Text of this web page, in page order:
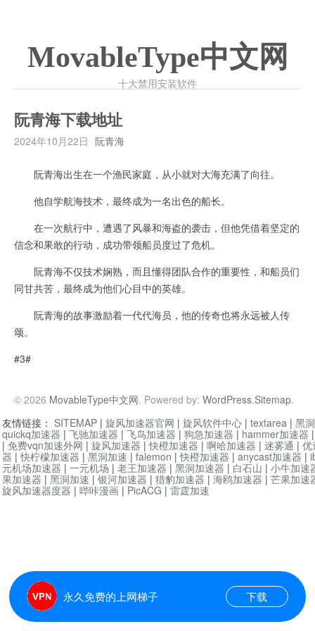
MovableType中文网
十大禁用安装软件
阮青海下载地址
2024年10月22日 阮青海
阮青海出生在一个渔民家庭，从小就对大海充满了向往。
他自学航海技术，最终成为一名出色的船长。
在一次航行中，遭遇了风暴和海盗的袭击，但他凭借着坚定的
信念和果敢的行动，成功带领船员度过了危机。
阮青海不仅技术娴熟，而且懂得团队合作的重要性，和船员们
同甘共苦，最终成为他们心目中的英雄。
阮青海的故事激励着一代代海员，他的传奇也将永远被人传
颂。
#3#
© 2026 MovableType中文网. Powered by: WordPress.Sitemap.
永久免费的上网梯子 下载
友情链接： SITEMAP | 旋风加速器官网 | 旋风软件中心 | textarea | 黑
quickq加速器 | 飞驰加速器 | 飞鸟加速器 | 狗急加速器 | hammer加速器
| 免费vqn加速外网 | 旋风加速器 |快橙加速器 | 啊哈加速器 | 迷雾通 | 优
器 |快柠檬加速器 | 黑洞加速 | falemon |快橙加速器 | anycast加速器 |
元机场加速器 | 一元机场 | 老王加速器 | 黑洞加速器 | 白石山 | 小牛加速
果加速器 | 黑洞加速 | 银河加速器 | 猎豹加速器 | 海鸥加速器 | 芒果加速
旋风加速器度器 | 哔咔漫画 | PicACG | 雷霆加速